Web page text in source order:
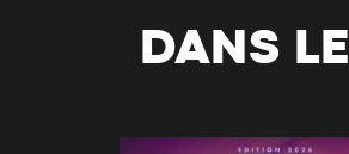
DANS LE